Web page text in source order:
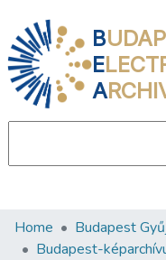
B
E
A
Communities &
Home Budapest
Budapest-